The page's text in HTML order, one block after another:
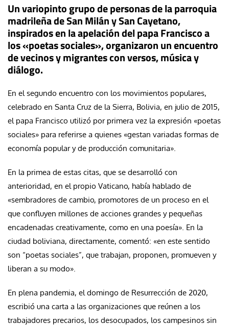
Un variopinto grupo de personas de la parroquia
madrileña de San Milán y San Cayetano,
inspirados en la apelación del papa Francisco a
los «poetas sociales», organizaron un encuentro
de vecinos y migrantes con versos, música y
diálogo.
En el segundo encuentro con los movimientos populares,
celebrado en Santa Cruz de la Sierra, Bolivia, en julio de 2015,
el papa Francisco utilizó por primera vez la expresión «poetas
sociales» para referirse a quienes «gestan variadas formas de
economía popular y de producción comunitaria».
En la primea de estas citas, que se desarrolló con
anterioridad, en el propio Vaticano, había hablado de
«sembradores de cambio, promotores de un proceso en el
que confluyen millones de acciones grandes y pequeñas
encadenadas creativamente, como en una poesía». En la
ciudad boliviana, directamente, comentó: «en este sentido
son “poetas sociales”, que trabajan, proponen, promueven y
liberan a su modo».
En plena pandemia, el domingo de Resurrección de 2020,
escribió una carta a las organizaciones que reúnen a los
trabajadores precarios, los desocupados, los campesinos sin